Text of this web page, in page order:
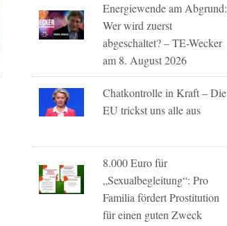
Energiewende am Abgrund:
Wer wird zuerst
abgeschaltet? – TE-Wecker
am 8. August 2026
Chatkontrolle in Kraft – Die
EU trickst uns alle aus
8.000 Euro für
„Sexualbegleitung“: Pro
Familia fördert Prostitution
für einen guten Zweck